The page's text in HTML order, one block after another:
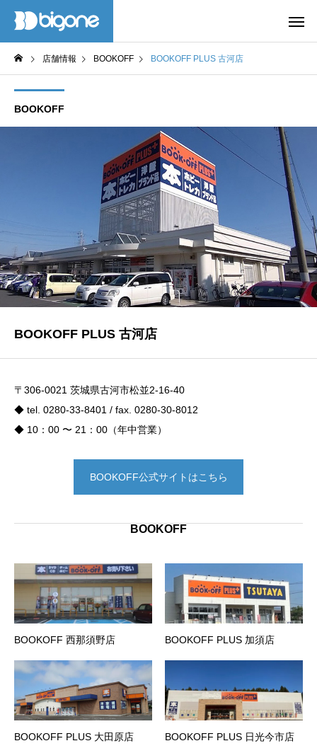
店舗情報 BOOKOFF BOOKOFF PLUS 古河店
BOOKOFF
BOOKOFF PLUS 古河店
〒306-0021 茨城県古河市松並2-16-40
◆ tel. 0280-33-8401 / fax. 0280-30-8012
◆ 10：00 〜 21：00（年中営業）
BOOKOFF公式サイトはこちら
BOOKOFF
BOOKOFF 西那須野店 BOOKOFF PLUS 加須店
BOOKOFF PLUS 大田原店 BOOKOFF PLUS 日光今市店